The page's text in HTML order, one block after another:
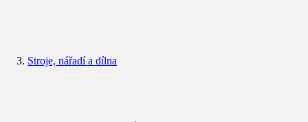
Stroje, nářadí a dílna